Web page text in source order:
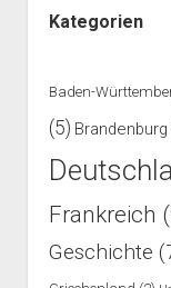
Kategorien
Baden-
(5) Brandenburg
Frankreich
Geschichte